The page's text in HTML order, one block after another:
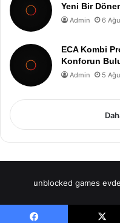
Yeni Bir
Admin 6
ECA Kombi
Konforun
Admin 5
unblocked games